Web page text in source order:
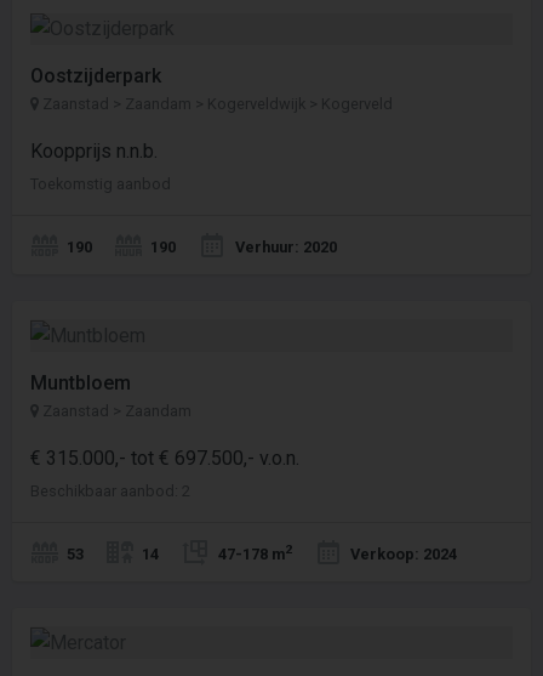
Oostzijderpark
Zaanstad > Zaandam > Kogerveldwijk > Kogerveld
Koopprijs n.n.b.
Toekomstig aanbod
190 190 Verhuur: 2020
Muntbloem
Zaanstad > Zaandam
€ 315.000,- tot € 697.500,- v.o.n.
Beschikbaar aanbod: 2
53 14 47-178 m2 Verkoop: 2024